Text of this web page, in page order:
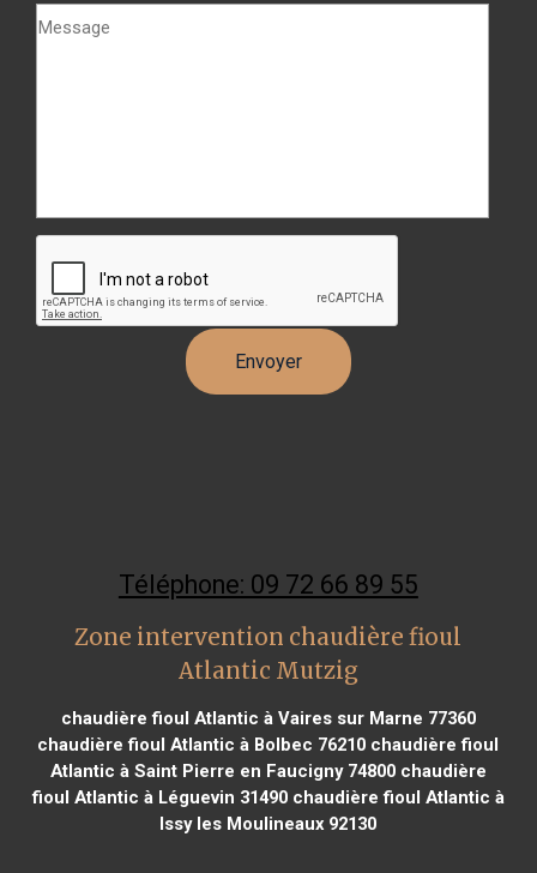
Téléphone: 09 72 66 89 55
Zone intervention chaudière fioul
Atlantic Mutzig
chaudière fioul Atlantic à Vaires sur Marne 77360
chaudière fioul Atlantic à Bolbec 76210 chaudière fioul
Atlantic à Saint Pierre en Faucigny 74800chaudière
fioul Atlantic à Léguevin 31490chaudière fioul Atlantic à
Issy les Moulineaux 92130